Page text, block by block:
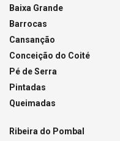
Baixa Grande
Barrocas
Cansanção
Conceição do Coité
Pé de Serra
Pintadas
Queimadas
Ribeira do Pombal